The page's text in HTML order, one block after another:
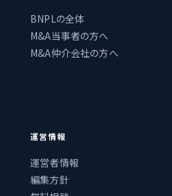
BNPLの全体
M&A当事者の方へ
M&A仲介会社の方へ
運営情報
運営者情報
編集方針